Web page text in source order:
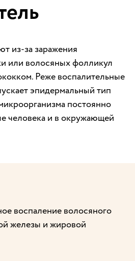
из-за заражения
или волосяных фолликул
Реже воспалительные
эпидермальный тип
постоянно
человека и в окружающей
воспаление волосяного
железы и жировой